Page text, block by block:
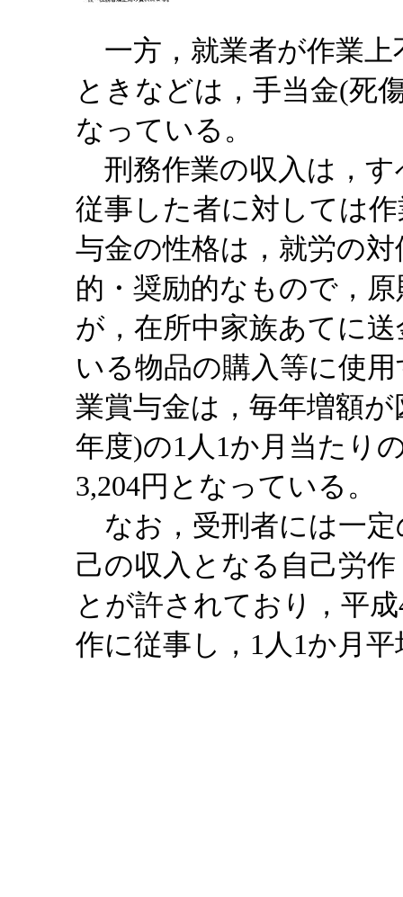
一方，就業者が作業上
ときなどは，手当金(死
なっている。
刑務作業の収入は，す
従事した者に対しては
与金の性格は，就労の
的・奨励的なもので，
が，在所中家族あてに
いる物品の購入等に使
業賞与金は，毎年増額
年度)の1人1か月当たり
3,204円となっている。
なお，受刑者には一定
己の収入となる自己労
とが許されており，平
作に従事し，1人1か月